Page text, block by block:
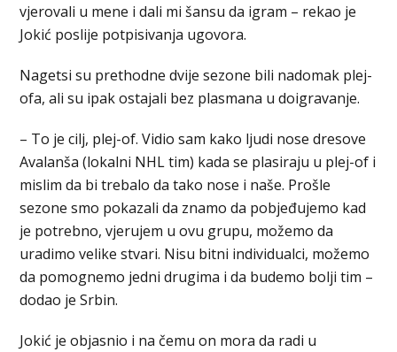
vjerovali u mene i dali mi šansu da igram – rekao je
Jokić poslije potpisivanja ugovora.
Nagetsi su prethodne dvije sezone bili nadomak plej-
ofa, ali su ipak ostajali bez plasmana u doigravanje.
– To je cilj, plej-of. Vidio sam kako ljudi nose dresove
Avalanša (lokalni NHL tim) kada se plasiraju u plej-of i
mislim da bi trebalo da tako nose i naše. Prošle
sezone smo pokazali da znamo da pobjeđujemo kad
je potrebno, vjerujem u ovu grupu, možemo da
uradimo velike stvari. Nisu bitni individualci, možemo
da pomognemo jedni drugima i da budemo bolji tim –
dodao je Srbin.
Jokić je objasnio i na čemu on mora da radi u